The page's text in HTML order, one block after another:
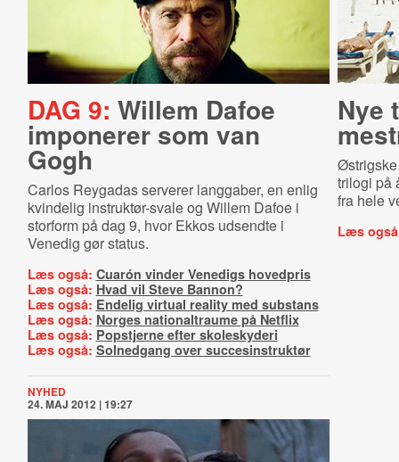
DAG 9: Willem Dafoe
imponerer som van
Gogh
Carlos Reygadas serverer langgaber, en enlig
kvindelig instruktør-svale og Willem Dafoe i
storform på dag 9, hvor Ekkos udsendte i
Venedig gør status.
Læs også: Cuarón vinder Venedigs hovedpris
Læs også: Hvad vil Steve Bannon?
Læs også: Endelig virtual reality med substans
Læs også: Norges nationaltraume på Netflix
Læs også: Popstjerne efter skoleskyderi
Læs også: Solnedgang over succesinstruktør
Nye
trilogi på
fra hele
Læs
NYHED
24. MAJ 2012 | 19:27